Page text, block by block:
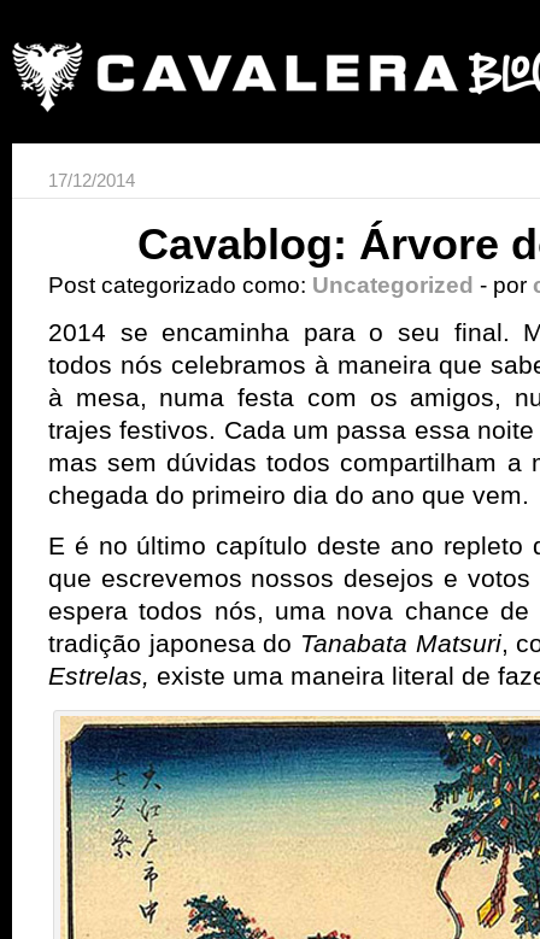
17/12/2014
Cavablog: Árvore
Post categorizado como: Uncategorized - por
2014 se encaminha para o seu final.
todos nós celebramos à maneira que
à mesa, numa festa com os amigos,
trajes festivos. Cada um passa essa
mas sem dúvidas todos compartilham a
chegada do primeiro dia do ano que vem.
E é no último capítulo deste ano repleto
que escrevemos nossos desejos e
espera todos nós, uma nova chance
tradição japonesa do Tanabata Matsuri,
Estrelas, existe uma maneira literal de